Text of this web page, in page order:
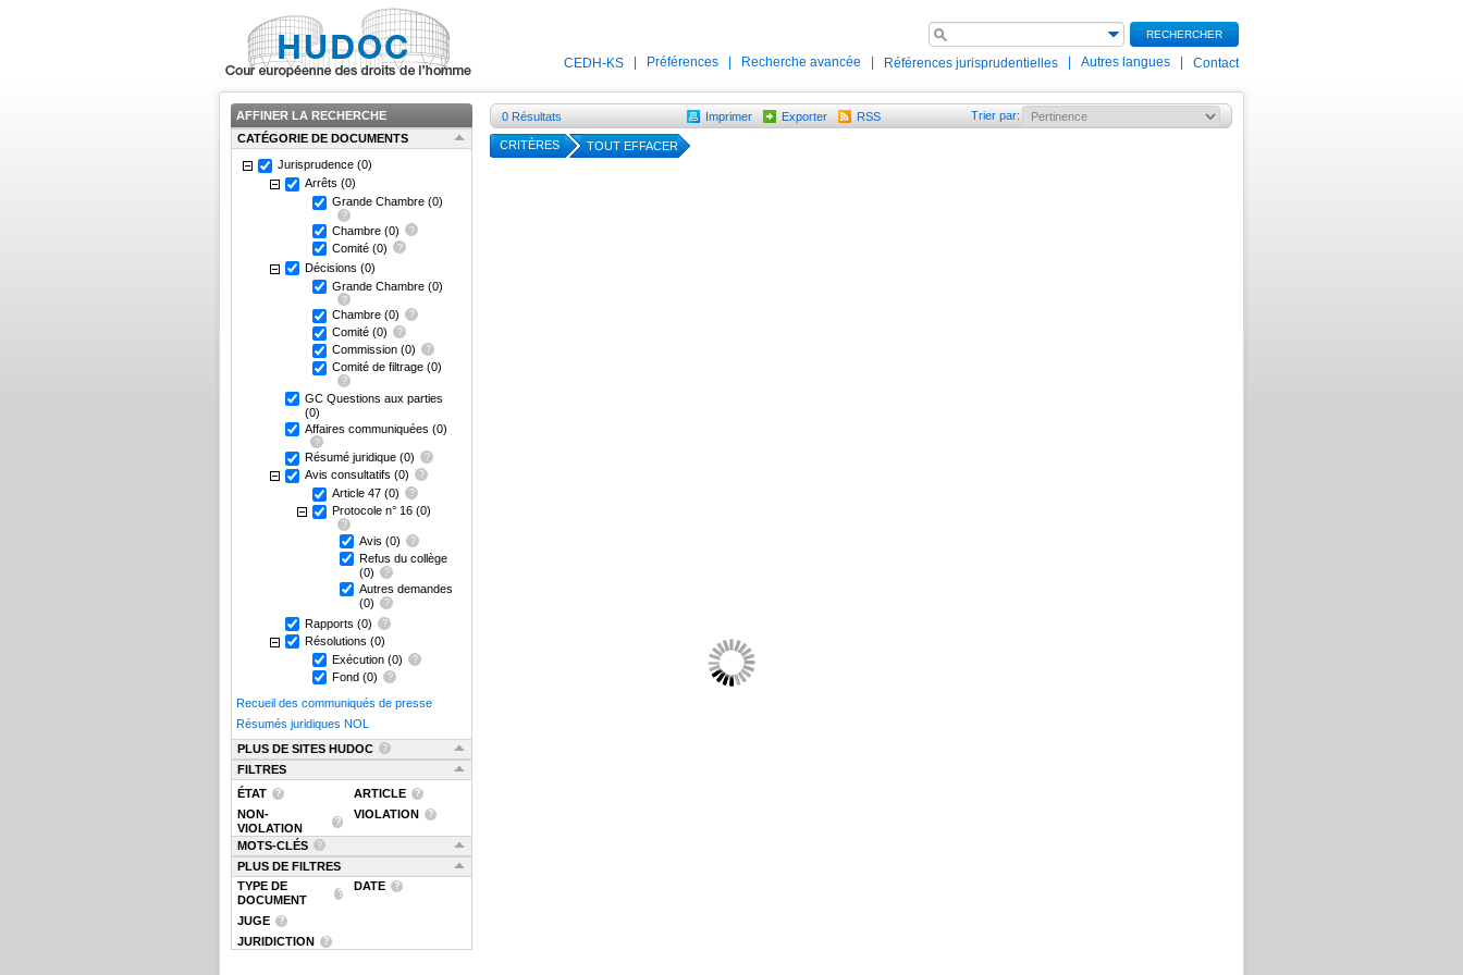
RECHERCHER
CEDH-KS Préférences Recherche avancée Références jurisprudentielles Autres langues Contact
AFFINER LA RECHERCHE
CATÉGORIE DE DOCUMENTS
Jurisprudence (0)
Arrêts (0)
Grande Chambre (0)
Chambre (0)
Comité (0)
Décisions (0)
Grande Chambre (0)
Chambre (0)
Comité (0)
Commission (0)
Comité de filtrage (0)
GC Questions aux parties
(0)
Affaires communiquées (0)
Résumé juridique (0)
Avis consultatifs (0)
Article 47 (0)
Protocole n° 16 (0)
Avis (0)
Refus du collège
(0)
Autres demandes
(0)
Rapports (0)
Résolutions (0)
Exécution (0)
Fond (0)
Recueil des communiqués de presse
Résumés juridiques NOL
PLUS DE SITES HUDOC
FILTRES
ÉTAT
ARTICLE
NON-
VIOLATION
VIOLATION
MOTS-CLÉS
PLUS DE FILTRES
TYPE DE
DOCUMENT
DATE
JUGE
JURIDICTION
0 Résultats Imprimer Exporter RSS Trier par:
CRITÈRES TOUT EFFACER